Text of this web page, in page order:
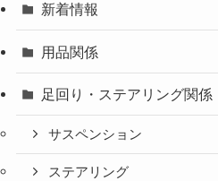
新着情報
用品関係
足回り・ステアリング関係
サスペンション
ステアリング